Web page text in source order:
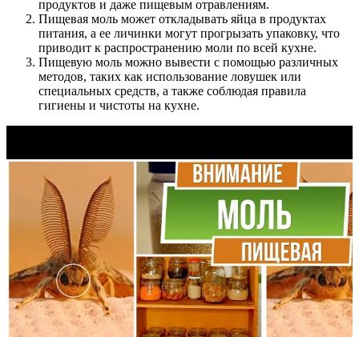
продуктов и даже пищевым отравлениям.
Пищевая моль может откладывать яйца в продуктах
питания, а ее личинки могут прогрызать упаковку, что
приводит к распространению моли по всей кухне.
Пищевую моль можно вывести с помощью различных
методов, таких как использование ловушек или
специальных средств, а также соблюдая правила
гигиены и чистоты на кухне.